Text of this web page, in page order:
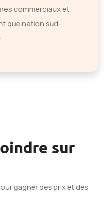
commerciaux et
que nation sud-
sur
gagner des prix et des